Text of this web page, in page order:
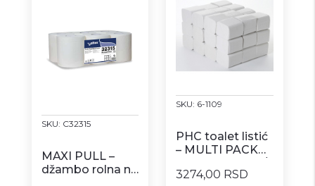
SKU: C32315
MAXI PULL –
džambo rolna na
SKU: 6-1109
PHC toalet listić
– MULTI PACK
3274,00 RSD